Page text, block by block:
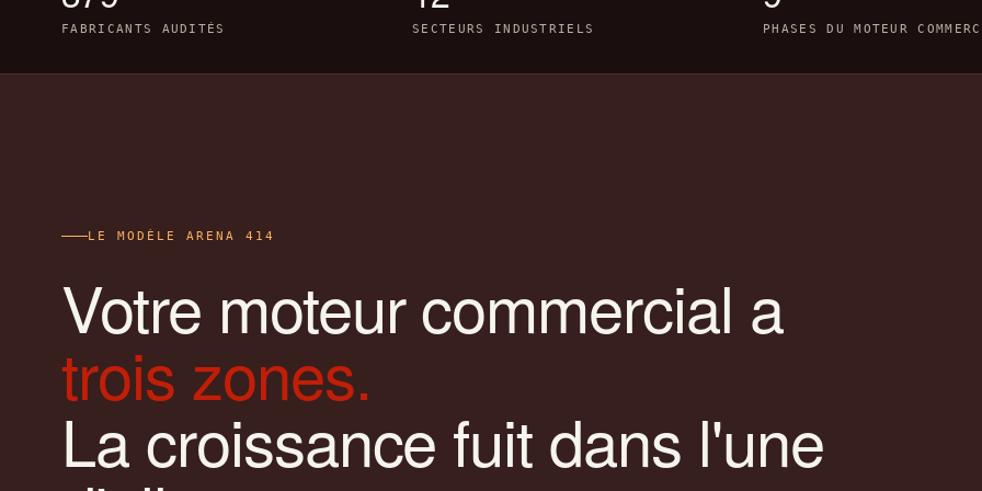
FABRICANTS AUDITÉS SECTEURS INDUSTRIELS PHASES DU MOTEUR
LE MODÈLE ARENA 414
Votre moteur commercial a
trois zones.
La croissance fuit dans l'une